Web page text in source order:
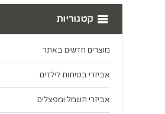
קטגוריות
מוצרים חדשים באתר
אביזרי בטיחות לילדים
אביזרי חשמל ומפצלים